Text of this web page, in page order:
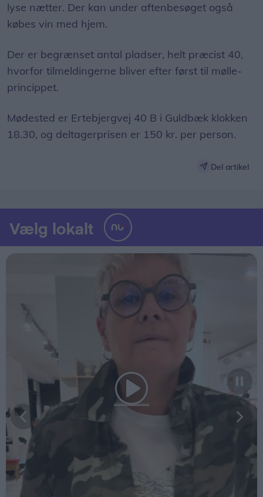
lyse nætter. Der kan under aftenbesøget også
købes vin med hjem.
Der er begrænset antal pladser, helt præcist 40,
hvorfor tilmeldingerne bliver efter først til mølle-
princippet.
Mødested er Ertebjergvej 40 B i Guldbæk klokken
18.30, og deltagerprisen er 150 kr. per person.
Del artikel